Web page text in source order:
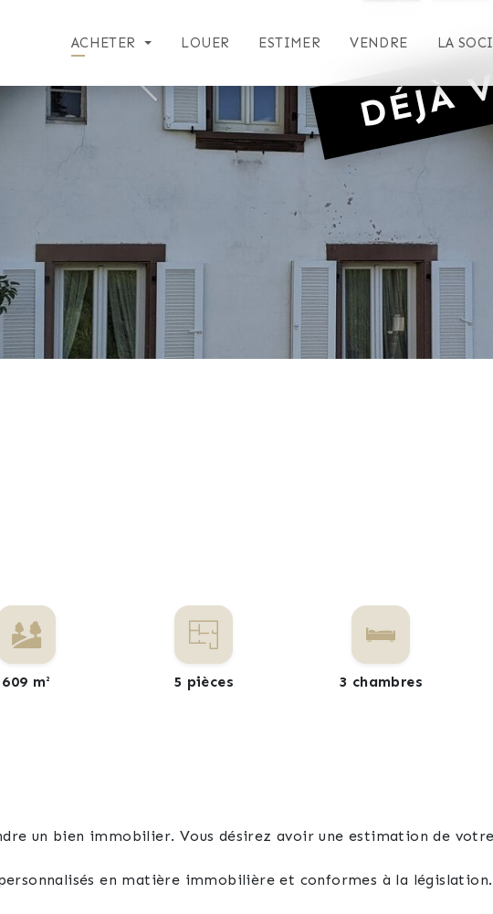
ACHETER LOUER ESTIMER VENDRE LA
DÉJÀ
609 m² 5 pièces 3 chambres
un bien immobilier. Vous désirez avoir une estimation de
en matière immobilière et conformes à la législation.